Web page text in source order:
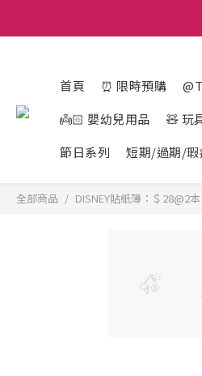
首頁 ⏰ 限時預購
👼🏻 嬰幼兒用品
🧸 玩
節日系列
短期/過期/瑕
全部商品 DISNEY貼紙簿：＄28@2本